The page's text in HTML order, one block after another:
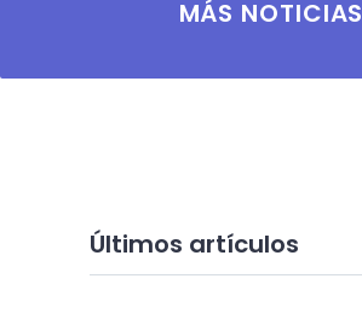
MÁS NOTICIAS
Últimos artículos